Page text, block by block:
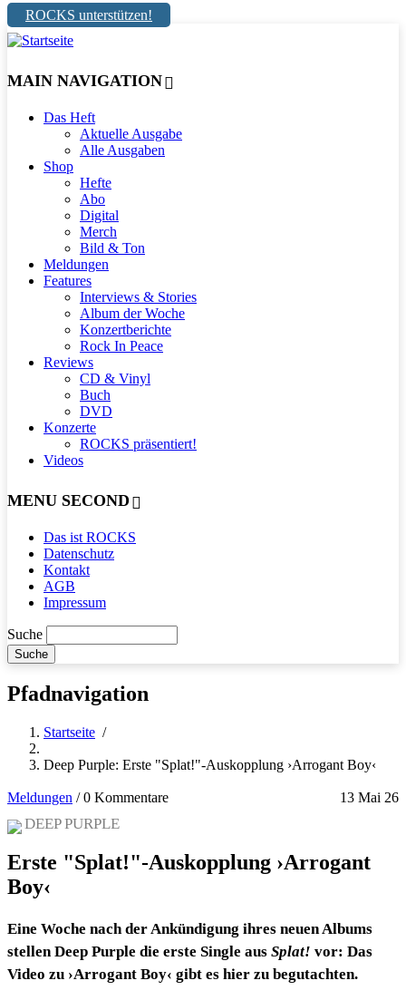
ROCKS unterstützen!
MAIN NAVIGATION
Das Heft
Aktuelle Ausgabe
Alle Ausgaben
Shop
Hefte
Abo
Digital
Merch
Bild & Ton
Meldungen
Features
Interviews & Stories
Album der Woche
Konzertberichte
Rock In Peace
Reviews
CD & Vinyl
Buch
DVD
Konzerte
ROCKS präsentiert!
Videos
MENU SECOND
Das ist ROCKS
Datenschutz
Kontakt
AGB
Impressum
Suche
Pfadnavigation
Startseite /
Deep Purple: Erste "Splat!"-Auskopplung ›Arrogant Boy‹
Meldungen 13 Mai 26
/0 Kommentare
DEEP PURPLE
Erste "Splat!"-Auskopplung ›Arrogant
Boy‹
Eine Woche nach der Ankündigung ihres neuen Albums
stellen Deep Purple die erste Single aus Splat! vor: Das
Video zu ›Arrogant Boy‹ gibt es hier zu begutachten.